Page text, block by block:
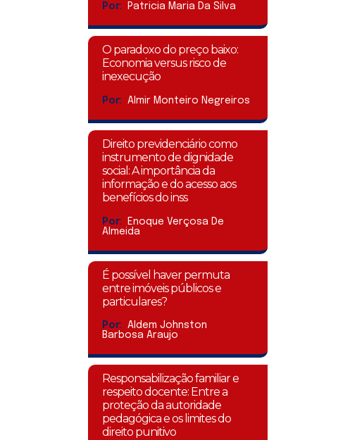
Por: Patricia Maria Da Silva
O paradoxo do preço baixo:
Economia versus risco de
inexecução
Por: Almir Monteiro Negreiros
Direito previdenciário como
instrumento de dignidade
social: A importância da
informação e do acesso aos
benefícios do inss
Por:
Enoque Verçosa De
Almeida
É possível haver permuta
entre imóveis públicos e
particulares?
Por:
Aldem Johnston
Barbosa Araujo
Responsabilização familiar e
respeito docente: Entre a
proteção da autoridade
pedagógica e os limites do
direito punitivo